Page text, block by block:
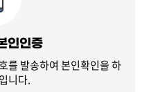
인인증
를 발송하여 본인확인을 하
니다.